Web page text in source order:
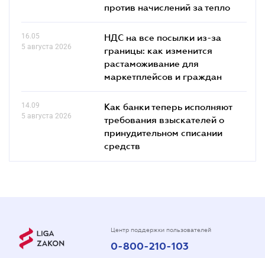
против начислений за тепло
16.05
5 августа 2026
НДС на все посылки из-за
границы: как изменится
растаможивание для
маркетплейсов и граждан
14.09
5 августа 2026
Как банки теперь исполняют
требования взыскателей о
принудительном списании
средств
Центр поддержки пользователей
0-800-210-103